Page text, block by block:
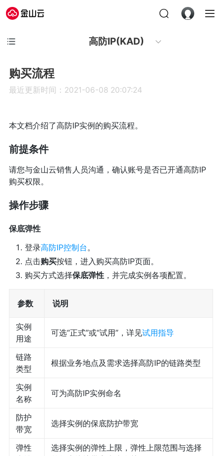
高防IP(KAD)
购买流程
最近更新时间：2021-06-08 20:07:24
本文档介绍了高防IP实例的购买流程。
前提条件
请您与金山云销售人员沟通，确认账号是否已开通高防IP
购买权限。
操作步骤
保底弹性
登录高防IP控制台。
点击购买按钮，进入购买高防IP页面。
购买方式选择保底弹性，并完成实例各项配置。
参数 说明
实例
用途
可选“正式”或“试用”，详见试用指导
链路
类型
根据业务地点及需求选择高防IP的链路类型
实例
名称
可为高防IP实例命名
防护
带宽
选择实例的保底防护带宽
弹性
选择实例的弹性上限，弹性上限范围与选择